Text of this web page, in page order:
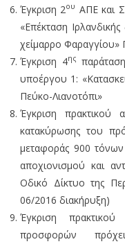
Έγκριση 2ου ΑΠΕ και
«Επέκταση
χείμαρρο Φαραγγίου»
Έγκριση 4ης
υποέργου 1:
Πεύκο-Λιανοτόπι»
Έγκριση πρακτικού
κατακύρωσης του
μεταφοράς 900 τόνων
αποχιονισμού και
Οδικό Δίκτυο της
06/2016 διακήρυξη)
Έγκριση
προσφορών